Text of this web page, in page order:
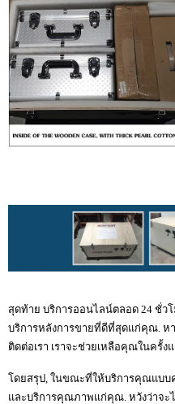
สุดท้าย บริการออนไลน์ตลอด 24 ชั่ว
บริการหลังการขายที่ดีที่สุดแก่คุณ.
ติดต่อเรา เราจะช่วยเหลือคุณในครั้งแ
โดยสรุป, ในขณะที่ให้บริการคุณแบบ
และบริการคุณภาพแก่คุณ. หวังว่าจะ